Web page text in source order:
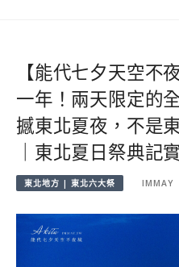
【能代七夕天空不
一年！兩天限定的
撼東北夏夜，不是
｜東北夏日祭典記
東北地方 | 東北六大祭 IMMAY